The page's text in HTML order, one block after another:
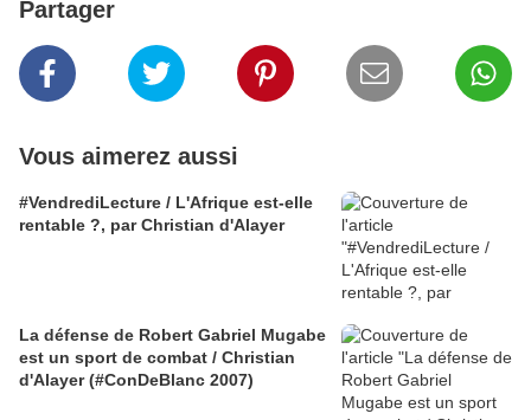
Partager
Vous aimerez aussi
#VendrediLecture / L'Afrique est-elle
rentable ?, par Christian d'Alayer
La défense de Robert Gabriel Mugabe
est un sport de combat / Christian
d'Alayer (#ConDeBlanc 2007)